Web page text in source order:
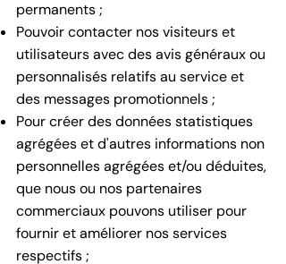
permanents ;
Pouvoir contacter nos visiteurs et
utilisateurs avec des avis généraux ou
personnalisés relatifs au service et
des messages promotionnels ;
Pour créer des données statistiques
agrégées et d'autres informations non
personnelles agrégées et/ou déduites,
que nous ou nos partenaires
commerciaux pouvons utiliser pour
fournir et améliorer nos services
respectifs ;